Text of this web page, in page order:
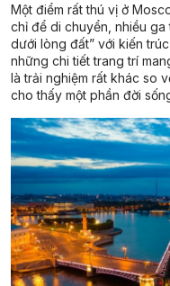
Một điểm rất thú vị ở
chỉ để di chuyển, nhiều
dưới lòng đất” với kiến
những chi tiết trang trí
là trải nghiệm rất khác so
cho thấy một phần đời